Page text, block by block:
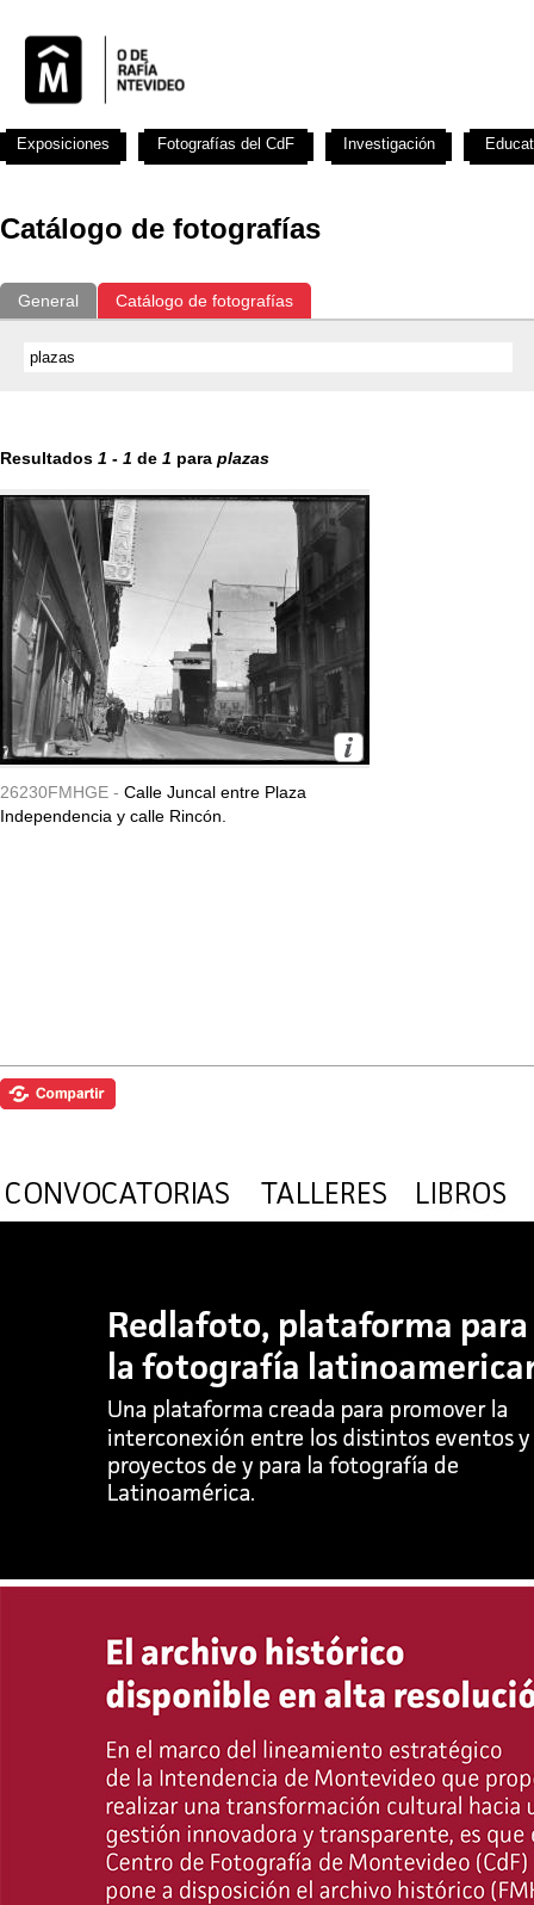
Catálogo de fotografías
General Catálogo de fotografías
Resultados 1 - 1 de 1 para plazas
26230FMHGE - Calle Juncal entre Plaza
Independencia y calle Rincón.
Exposiciones Fotografías del CdF Investigación